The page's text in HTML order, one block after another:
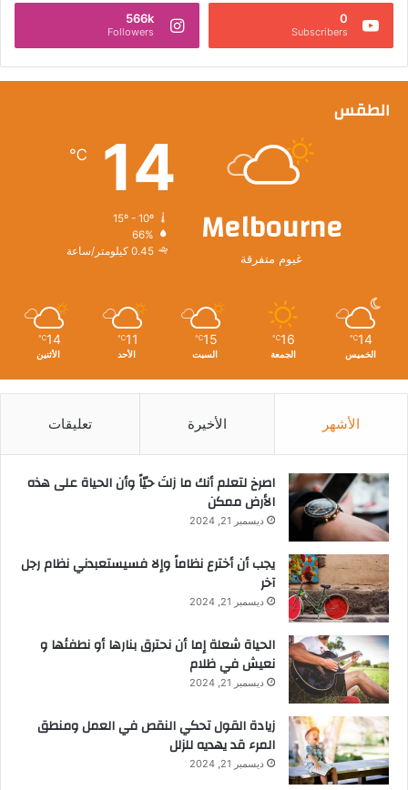
0
Subscribers
566k
Followers
الطقس
Melbourne
غيوم متفرقة
14
℃
15º - 10º
66%
0.45 كيلومتر/ساعة
14
℃
الخميس
16
℃
الجمعة
15
℃
السبت
11
℃
الأحد
14
℃
الأثنين
الأشهر الأخيرة تعليقات
‫اصرخ لتعلم أنك ما زلتَ حيّاً وأن الحياة على هذه
الأرض ممكن
ديسمبر 21, 2024
يجب أن أخترع نظاماً وإلا فسيستعبدني نظام رجل
آخر
ديسمبر 21, 2024
الحياة شعلة إما أن نحترق بنارها أو نطفئها و
نعيش في ظلام
ديسمبر 21, 2024
زيادة القول تحكي النقص في العمل ومنطق
المرء قد يهديه للزلل
ديسمبر 21, 2024